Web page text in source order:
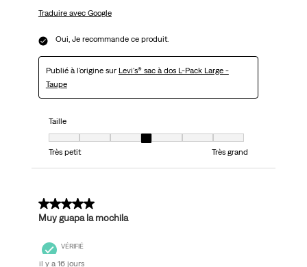
Traduire avec Google
Oui, Je recommande ce produit.
Publié à l'origine sur Levi's® sac à dos L-Pack Large -
Taupe
Taille
Taille, 4 sur 7, où 1 est égal à Très petit et 7 est égal à Très grand
Très petit
Très grand
5 sur 5 étoiles.
Muy guapa la mochila
VÉRIFIÉ
il y a 16 jours